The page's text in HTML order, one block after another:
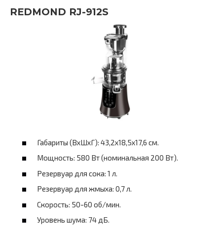
REDMOND RJ-912S
Габариты (ВхШхГ): 43,2х18,5х17,6 см.
Мощность: 580 Вт (номинальная 200 Вт).
Резервуар для сока: 1 л.
Резервуар для жмыха: 0,7 л.
Скорость: 50-60 об/мин.
Уровень шума: 74 дБ.